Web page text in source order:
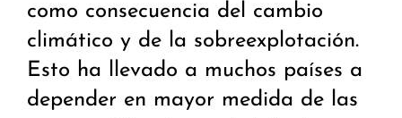
como consecuencia del cambio
climático y de la sobreexplotación.
Esto ha llevado a muchos países a
depender en mayor medida de las